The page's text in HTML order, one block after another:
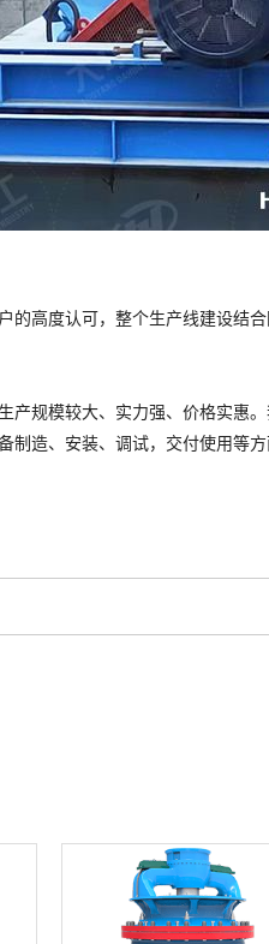
高度认可，整个生产线建设结
规模较大、实力强、价格实惠
制造、安装、调试，交付使用等方